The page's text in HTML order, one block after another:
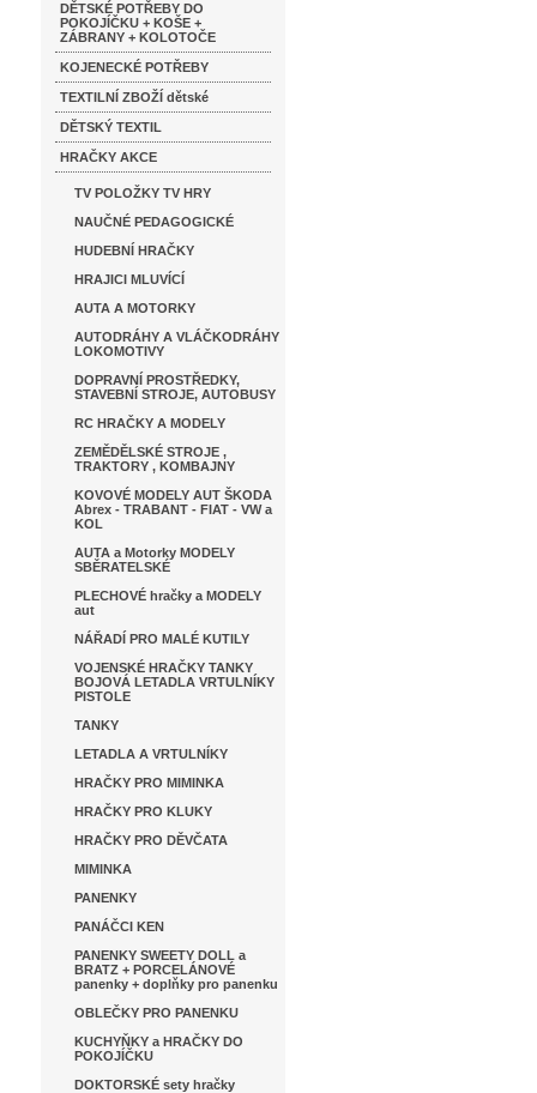
DĚTSKÉ POTŘEBY DO
POKOJÍČKU + KOŠE +
ZÁBRANY + KOLOTOČE
KOJENECKÉ POTŘEBY
TEXTILNÍ ZBOŽÍ dětské
DĚTSKÝ TEXTIL
HRAČKY AKCE
TV POLOŽKY TV HRY
NAUČNÉ PEDAGOGICKÉ
HUDEBNÍ HRAČKY
HRAJICI MLUVÍCÍ
AUTA A MOTORKY
AUTODRÁHY A VLÁČKODRÁHY
LOKOMOTIVY
DOPRAVNÍ PROSTŘEDKY,
STAVEBNÍ STROJE, AUTOBUSY
RC HRAČKY A MODELY
ZEMĚDĚLSKÉ STROJE ,
TRAKTORY , KOMBAJNY
KOVOVÉ MODELY AUT ŠKODA
Abrex - TRABANT - FIAT - VW a
KOL
AUTA a Motorky MODELY
SBĚRATELSKÉ
PLECHOVÉ hračky a MODELY
aut
NÁŘADÍ PRO MALÉ KUTILY
VOJENSKÉ HRAČKY TANKY
BOJOVÁ LETADLA VRTULNÍKY
PISTOLE
TANKY
LETADLA A VRTULNÍKY
HRAČKY PRO MIMINKA
HRAČKY PRO KLUKY
HRAČKY PRO DĚVČATA
MIMINKA
PANENKY
PANÁČCI KEN
PANENKY SWEETY DOLL a
BRATZ + PORCELÁNOVÉ
panenky + doplňky pro panenku
OBLEČKY PRO PANENKU
KUCHYŇKY a HRAČKY DO
POKOJÍČKU
DOKTORSKÉ sety hračky